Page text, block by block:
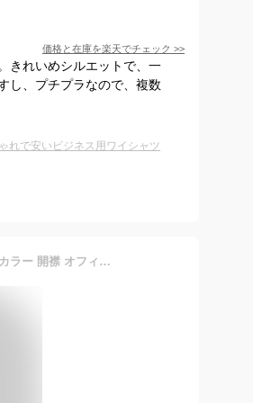
価格と在庫を楽天でチェック >>
きれいめシルエットで、一
し、プチプラなので、複数
れで安いビジネス用ワイシャツ
ブラウス ストレッチ ワイシャツ レディース レギュラーカラー 開襟 オフィス 長袖 Yシャツ ビジネス 作業着 制服 スリム 伸びる 事務服 ホワイト メール便で送料無料 la-04